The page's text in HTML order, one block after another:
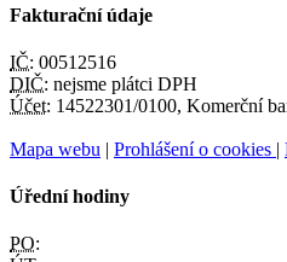
Fakturační údaje
IČ: 00512516
DIČ: nejsme plátci DPH
Účet: 14522301/0100, Komerční
Mapa webu | Prohlášení o cookies |
Úřední hodiny
PO: